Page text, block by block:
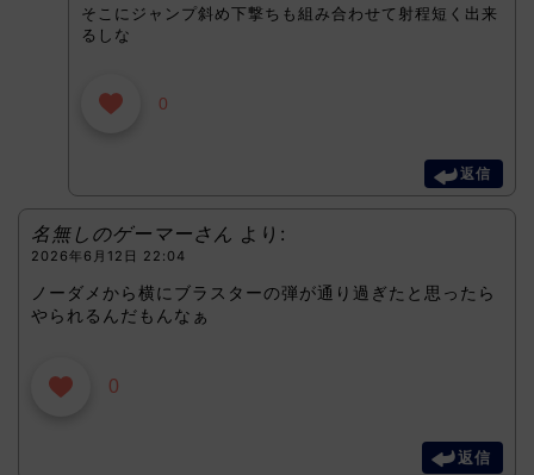
そこにジャンプ斜め下撃ちも組み合わせて射程短く出来
るしな
0
返信
名無しのゲーマーさん より:
2026年6月12日 22:04
ノーダメから横にブラスターの弾が通り過ぎたと思ったら
やられるんだもんなぁ
0
返信